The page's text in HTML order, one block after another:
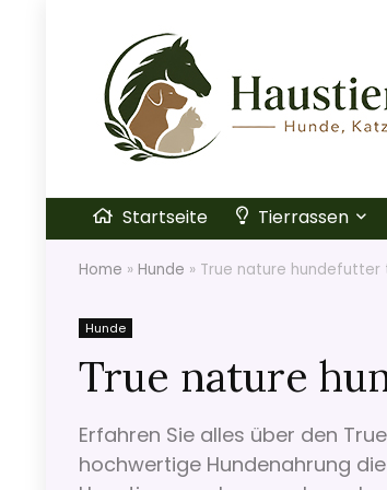
Startseite Tierrassen
Home » Hunde » True nature hundefutter
Hunde
True nature
Erfahren Sie alles über den
hochwertige Hundenahrung